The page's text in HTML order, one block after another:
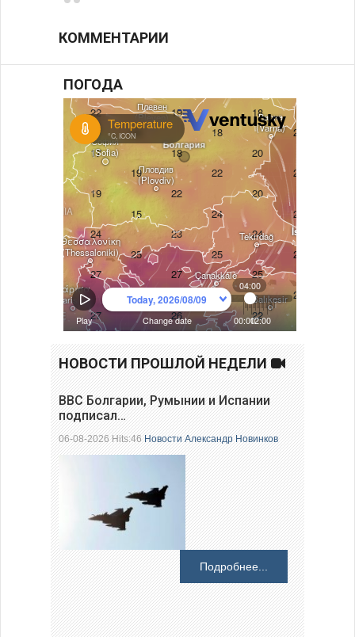
КОММЕНТАРИИ
ПОГОДА
НОВОСТИ ПРОШЛОЙ НЕДЕЛИ
ВВС Болгарии, Румынии и Испании
подписал…
06-08-2026 Hits:46Новости Александр Новинков
Подробнее...